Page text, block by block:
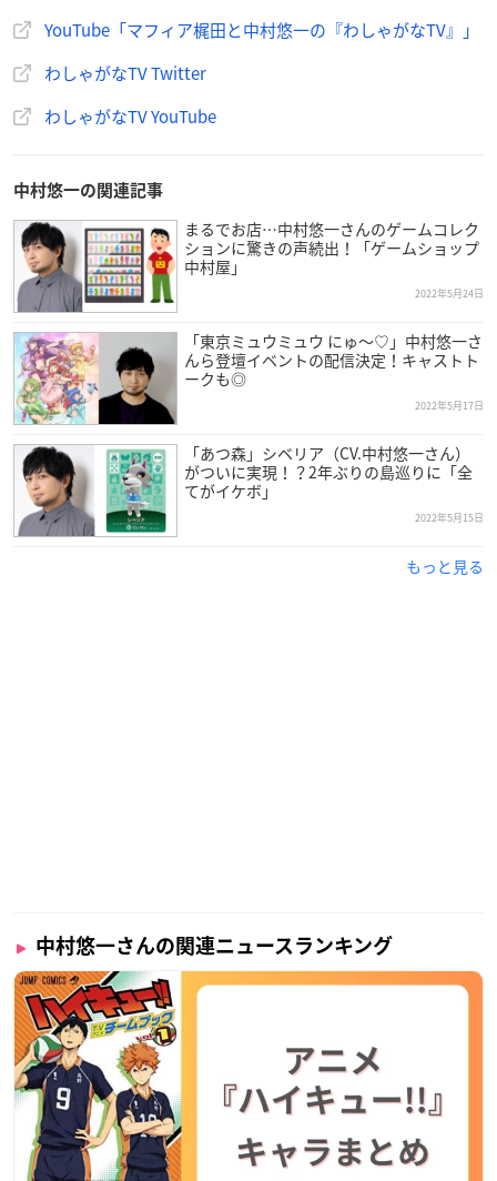
YouTube「マフィア梶田と中村悠一の『わしゃがなTV』」
わしゃがなTV Twitter
わしゃがなTV YouTube
中村悠一の関連記事
まるでお店…中村悠一さんのゲームコレク
ションに驚きの声続出！「ゲームショップ
中村屋」
2022年5月24日
「東京ミュウミュウ にゅ〜♡」中村悠一さ
んら登壇イベントの配信決定！キャストト
ークも◎
2022年5月17日
「あつ森」シベリア（CV.中村悠一さん）
がついに実現！？2年ぶりの島巡りに「全
てがイケボ」
2022年5月15日
もっと見る
中村悠一さんの関連ニュースランキング